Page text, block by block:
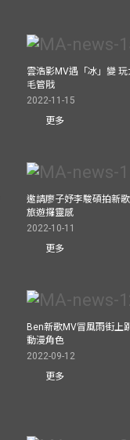
雲浩影MV遇「冰」變
毛管戙
2022-11-15
更多
邀請廖子妤李駿碩拍新
旅遊攞靈感
2022-10-11
更多
Ben新歌MV冒風雨街上
動漫角色
2022-09-12
更多